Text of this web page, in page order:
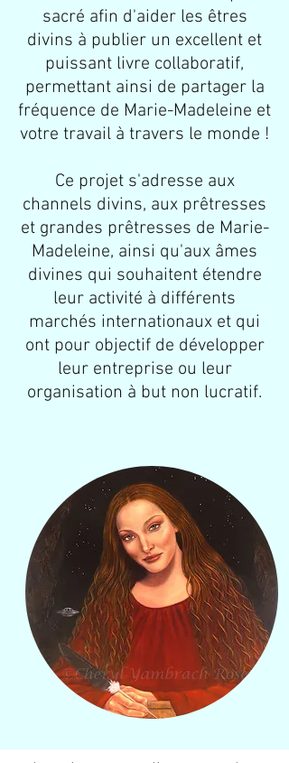
sacré afin d'aider les êtres
divins à publier un excellent et
puissant livre collaboratif,
permettant ainsi de partager la
fréquence de Marie-Madeleine et
votre travail à travers le monde !
Ce projet s'adresse aux
channels divins, aux prêtresses
et grandes prêtresses de Marie-
Madeleine, ainsi qu'aux âmes
divines qui souhaitent étendre
leur activité à différents
marchés internationaux et qui
ont pour objectif de développer
leur entreprise ou leur
organisation à but non lucratif.